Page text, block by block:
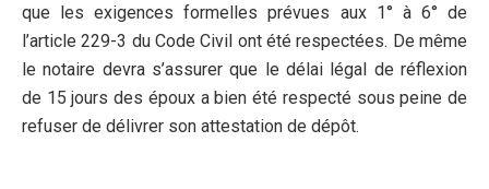
que les exigences formelles prévues aux 1° à 6° de
l’article 229-3 du Code Civil ont été respectées. De même
le notaire devra s’assurer que le délai légal de réflexion
de 15 jours des époux a bien été respecté sous peine de
refuser de délivrer son attestation de dépôt.